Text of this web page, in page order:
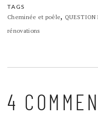
TAGS
Cheminée et poêle, QUESTION
rénovations
4